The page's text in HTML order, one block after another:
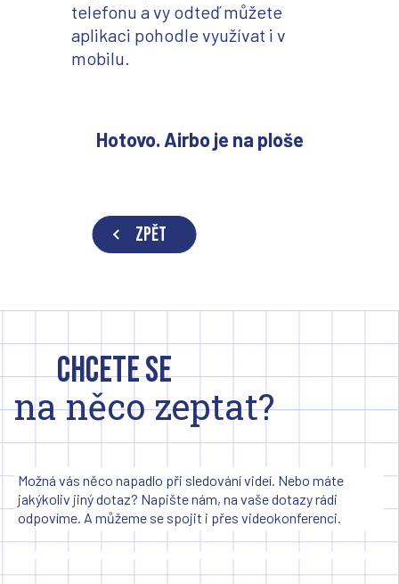
telefonu a vy odteď můžete
aplikaci pohodle využívat i v
mobilu.
Hotovo. Airbo je na ploše
ZPĚT
Chcete se
na něco zeptat?
Možná vás něco napadlo při sledování videí. Nebo máte
jakýkoliv jiný dotaz? Napište nám, na vaše dotazy rádi
odpovíme. A můžeme se spojit i přes videokonferenci.